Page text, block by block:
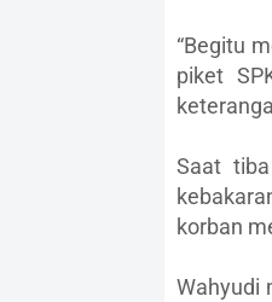
“Begitu
piket
Saat
korban
Wahyudi